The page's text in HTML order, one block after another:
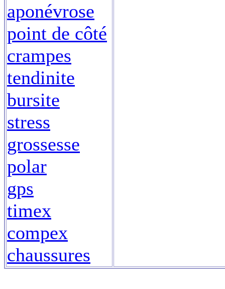
aponévrose
point de côté
crampes
tendinite
bursite
stress
grossesse
polar
gps
timex
compex
chaussures